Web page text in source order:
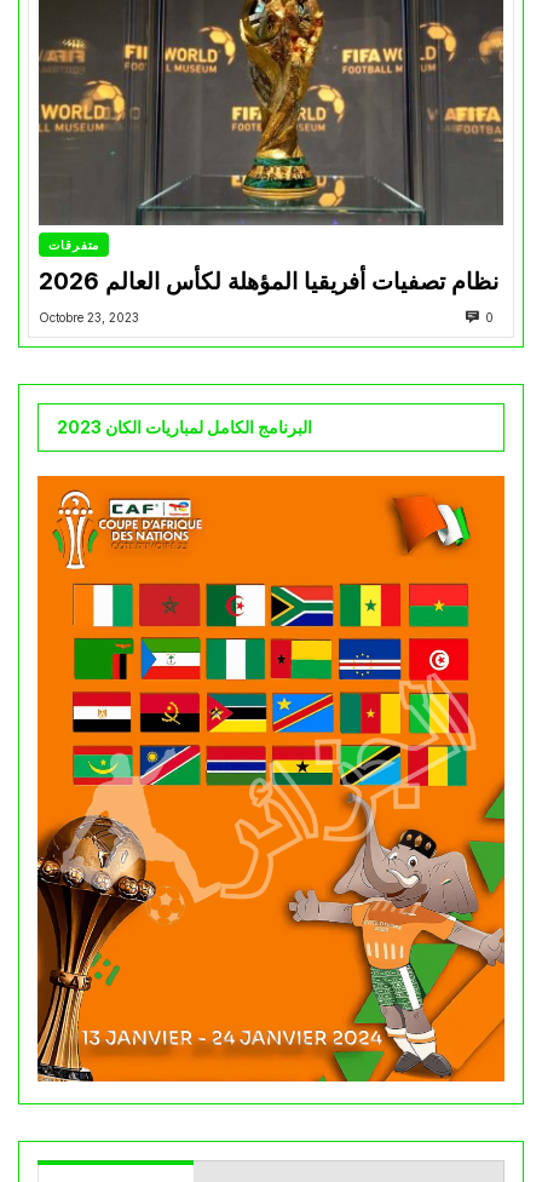
متفرقات
نظام تصفيات أفريقيا المؤهلة لكأس العالم 2026
Octobre 23, 2023 0
البرنامج الكامل لمباريات الكان 2023